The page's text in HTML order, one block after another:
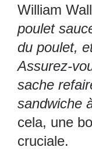
William
poulet
du poulet,
Assurez-
sache
sandwiche
cela, une
cruciale.